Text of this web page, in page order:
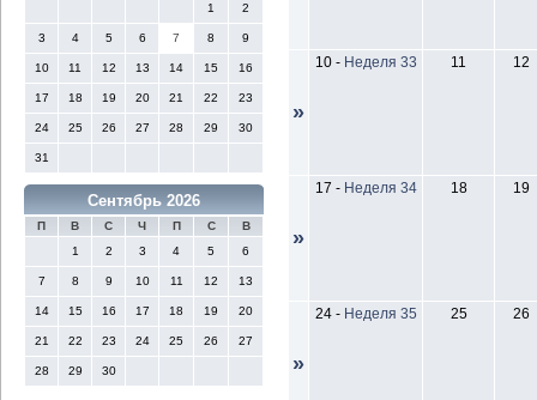
1
2
3 4 5 6 7 8 9
10 11 12 13 14 15 16
17 18 19 20 21 22 23
24 25 26 27 28 29 30
31
Сентябрь 2026
П В С Ч П С
В
1
2 3 4 5 6
7 8 9 10 11 12 13
14 15 16 17 18 19 20
21 22 23 24 25 26 27
28 29 30
»
10- Неделя 33 11 12
»
17 - Неделя 34 18 19
»
24- Неделя 35 25 26